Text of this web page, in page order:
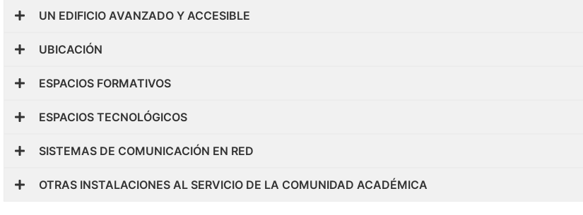
UN EDIFICIO AVANZADO Y ACCESIBLE
UBICACIÓN
ESPACIOS FORMATIVOS
ESPACIOS TECNOLÓGICOS
SISTEMAS DE COMUNICACIÓN EN RED
OTRAS INSTALACIONES AL SERVICIO DE LA COMUNIDAD ACADÉMICA